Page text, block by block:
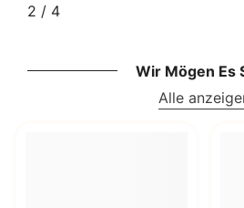
2 / von
4
Wir Mögen Es
Alle